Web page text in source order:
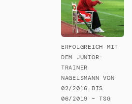
ERFOLGREICH MIT
DEM JUNIOR-
TRAINER
NAGELSMANN VON
02/2016 BIS
06/2019 – TSG